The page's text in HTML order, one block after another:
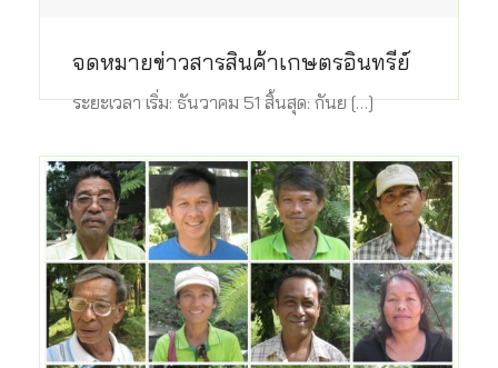
จดหมายข่าวสารสินค้าเกษตรอินทรีย์
ระยะเวลา เริ่ม: ธันวาคม 51 สิ้นสุด: กันย […]
8 ก.ย. 2554